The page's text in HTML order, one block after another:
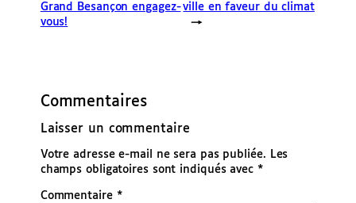
Grand Besançon engagez-
vous!
ville en faveur du climat
→
Commentaires
Laisser un commentaire
Votre adresse e-mail ne sera pas publiée.
Les
champs obligatoires sont indiqués avec *
Commentaire *